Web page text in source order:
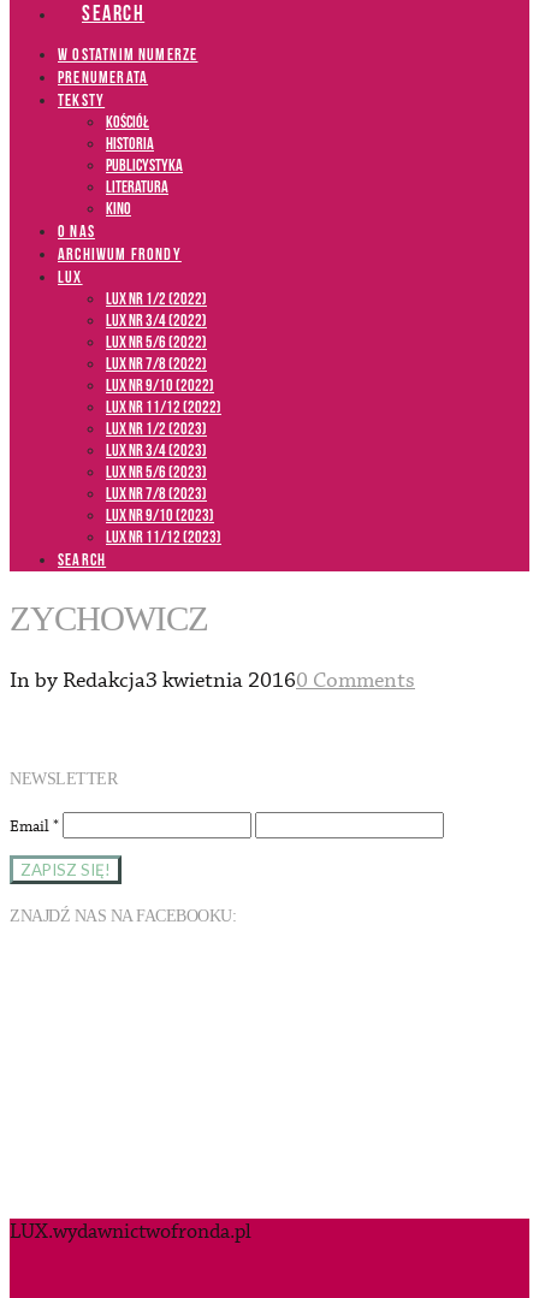
SEARCH
W OSTATNIM NUMERZE
PRENUMERATA
TEKSTY
Kościół
Historia
Publicystyka
Literatura
Kino
O NAS
ARCHIWUM FRONDY
LUX
LUX NR 1/2 (2022)
LUX NR 3/4 (2022)
LUX NR 5/6 (2022)
LUX NR 7/8 (2022)
LUX nr 9/10 (2022)
LUX NR 11/12 (2022)
LUX NR 1/2 (2023)
LUX NR 3/4 (2023)
LUX NR 5/6 (2023)
LUX NR 7/8 (2023)
LUX NR 9/10 (2023)
LUX NR 11/12 (2023)
SEARCH
ZYCHOWICZ
In by Redakcja3 kwietnia 20160 Comments
NEWSLETTER
Email*
ZNAJDŹ NAS NA FACEBOOKU:
LUX.wydawnictwofronda.pl